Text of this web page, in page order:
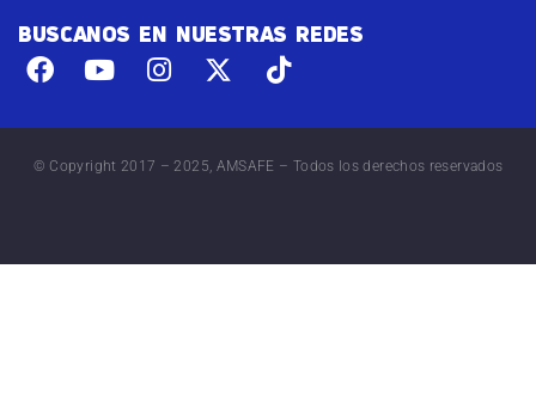
BUSCANOS EN NUESTRAS REDES
© Copyright 2017 – 2025, AMSAFE – Todos los derechos reservados